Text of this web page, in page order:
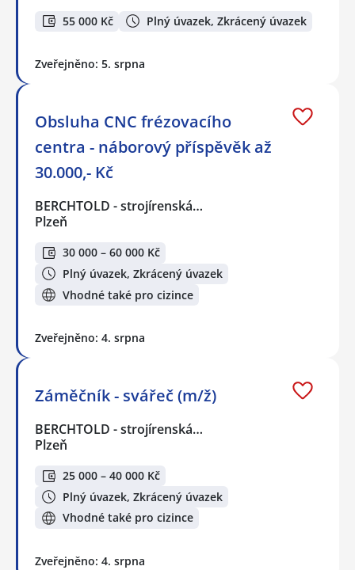
55 000 Kč Plný úvazek, Zkrácený úvazek
Zveřejněno: 5. srpna
Obsluha CNC frézovacího
centra - náborový příspěvěk až
30.000,- Kč
BERCHTOLD - strojírenská…
Plzeň
30 000 – 60 000 Kč
Plný úvazek, Zkrácený úvazek
Vhodné také pro cizince
Zveřejněno: 4. srpna
Záměčník - svářeč (m/ž)
BERCHTOLD - strojírenská…
Plzeň
25 000 – 40 000 Kč
Plný úvazek, Zkrácený úvazek
Vhodné také pro cizince
Zveřejněno: 4. srpna